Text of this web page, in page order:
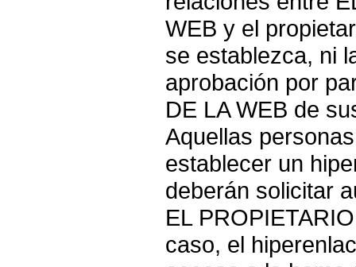
WEB y el
se establezca, ni
aprobación por
DE LA WEB de
Aquellas
establecer un
deberán solicitar
EL
caso, el